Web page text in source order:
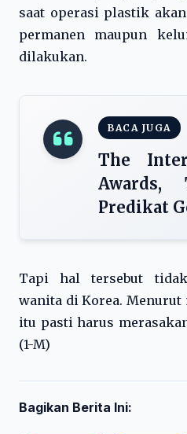
saat operasi plastik
permanen maupun
dilakukan.
BACA JUGA
The
Awards,
Predikat
Tapi hal tersebut
wanita di Korea.
itu pasti harus
(1-M)
Bagikan Berita Ini: